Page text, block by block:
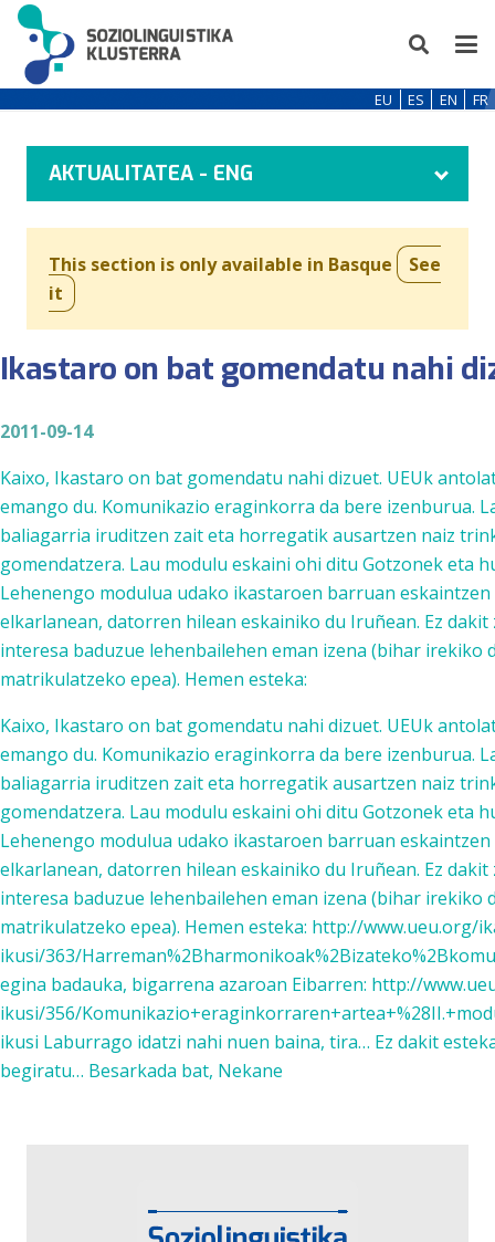
EU ES EN FR
AKTUALITATEA - ENG
This section is only available in Basque
See
it
Ikastaro on bat gomendatu nahi
2011-09-14
Kaixo, Ikastaro on bat gomendatu nahi dizuet. UEUk
emango du. Komunikazio eraginkorra da bere izenburua.
baliagarria iruditzen zait eta horregatik ausartzen naiz
gomendatzera. Lau modulu eskaini ohi ditu Gotzonek eta
Lehenengo modulua udako ikastaroen barruan
elkarlanean, datorren hilean eskainiko du Iruñean. Ez
interesa baduzue lehenbailehen eman izena (bihar irekiko
matrikulatzeko epea). Hemen esteka:
Kaixo, Ikastaro on bat gomendatu nahi dizuet. UEUk
emango du. Komunikazio eraginkorra da bere izenburua.
baliagarria iruditzen zait eta horregatik ausartzen naiz
gomendatzera. Lau modulu eskaini ohi ditu Gotzonek eta
Lehenengo modulua udako ikastaroen barruan
elkarlanean, datorren hilean eskainiko du Iruñean. Ez
interesa baduzue lehenbailehen eman izena (bihar irekiko
matrikulatzeko epea). Hemen esteka: http://www.ueu.org/
ikusi/363/
egina badauka, bigarrena azaroan Eibarren: http://
ikusi/356/
ikusi Laburrago idatzi nahi nuen baina, tira… Ez dakit
begiratu… Besarkada bat, Nekane